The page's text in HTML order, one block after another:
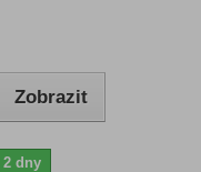
Zobrazit
dny